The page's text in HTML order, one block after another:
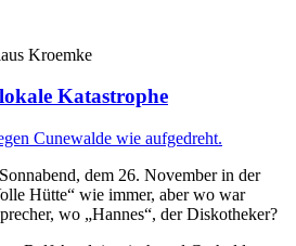
Kroemke
Katastrophe
dem 26. November in der
Hütte“ wie immer, aber wo war
wo „Hannes“, der Diskotheker?